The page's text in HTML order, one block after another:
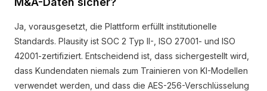
Ja, vorausgesetzt, die Plattform erfüllt institutionelle
Standards. Plausity ist SOC 2 Typ II-, ISO 27001- und ISO
42001-zertifiziert. Entscheidend ist, dass sichergestellt wird,
dass Kundendaten niemals zum Trainieren von KI-Modellen
verwendet werden, und dass die AES-256-Verschlüsselung